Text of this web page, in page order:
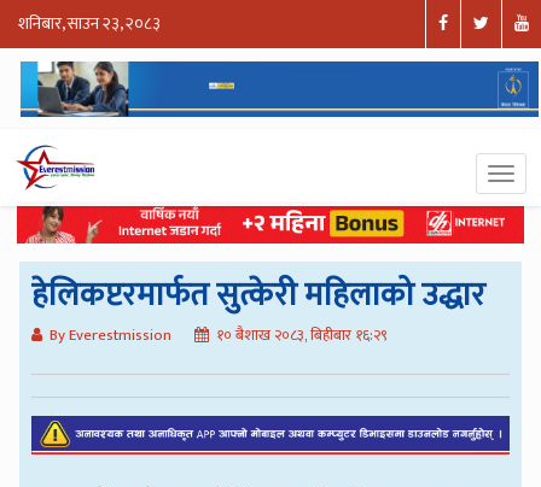
शनिबार, साउन २३, २०८३
हेलिकप्टरमार्फत सुत्केरी महिलाको उद्धार
By Everestmission १० बैशाख २०८३, बिहीबार १६:२९